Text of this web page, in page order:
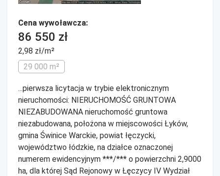
Cena wywoławcza:
86 550 zł
2,98 zł/m²
29 000 m²
...pierwsza licytacja w trybie elektronicznym
nieruchomości: NIERUCHOMOŚĆ GRUNTOWA
NIEZABUDOWANA nieruchomość gruntowa
niezabudowana, położona w miejscowości Łyków,
gmina Świnice Warckie, powiat łęczycki,
województwo łódzkie, na działce oznaczonej
numerem ewidencyjnym ***/*** o powierzchni 2,9000
ha, dla której Sąd Rejonowy w Łęczycy IV Wydział